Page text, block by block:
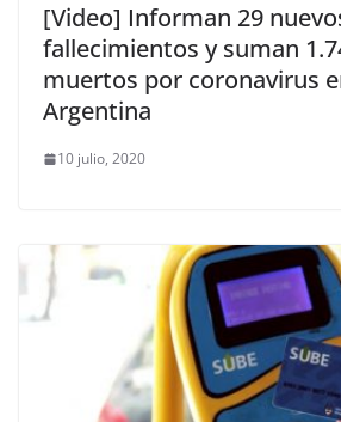
[Video] Informan 29
fallecimientos y suman
muertos por coronavirus
Argentina
10 julio, 2020